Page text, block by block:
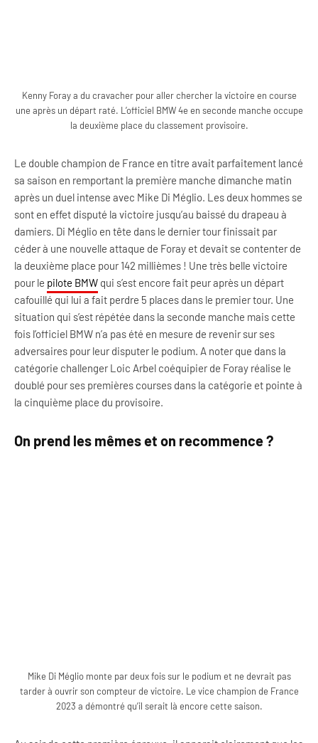
Kenny Foray a du cravacher pour aller chercher la victoire en course
une après un départ raté. L’officiel BMW 4e en seconde manche occupe
la deuxième place du classement provisoire.
Le double champion de France en titre avait parfaitement lancé
sa saison en remportant la première manche dimanche matin
après un duel intense avec Mike Di Méglio. Les deux hommes se
sont en effet disputé la victoire jusqu’au baissé du drapeau à
damiers. Di Méglio en tête dans le dernier tour finissait par
céder à une nouvelle attaque de Foray et devait se contenter de
la deuxième place pour 142 millièmes ! Une très belle victoire
pour le pilote BMW qui s’est encore fait peur après un départ
cafouillé qui lui a fait perdre 5 places dans le premier tour. Une
situation qui s’est répétée dans la seconde manche mais cette
fois l’officiel BMW n’a pas été en mesure de revenir sur ses
adversaires pour leur disputer le podium. A noter que dans la
catégorie challenger Loic Arbel coéquipier de Foray réalise le
doublé pour ses premières courses dans la catégorie et pointe à
la cinquième place du provisoire.
On prend les mêmes et on recommence ?
Mike Di Méglio monte par deux fois sur le podium et ne devrait pas
tarder à ouvrir son compteur de victoire. Le vice champion de France
2023 a démontré qu’il serait là encore cette saison.